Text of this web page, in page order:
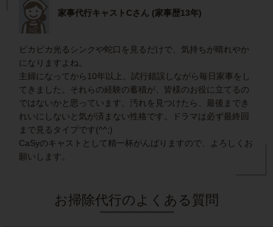
家事代行キャストCさん (家事歴13年)
ピカピカ光るシンクや蛇口を見るだけで、気持ちが晴れやか
になりますよね。
主婦になってから10年以上、試行錯誤しながら毎日家事をし
てきました。それらの経験の蓄積が、皆様のお役に立てるの
ではないかと思っています。汚れを見つけたら、最後までき
れいにしないと気が済まない性格です。ドラマは必ず最終回
まで見るタイプです(^^;)
CaSyのキャストとして精一杯がんばりますので、よろしくお
願いします。
お掃除代行のよくある質問